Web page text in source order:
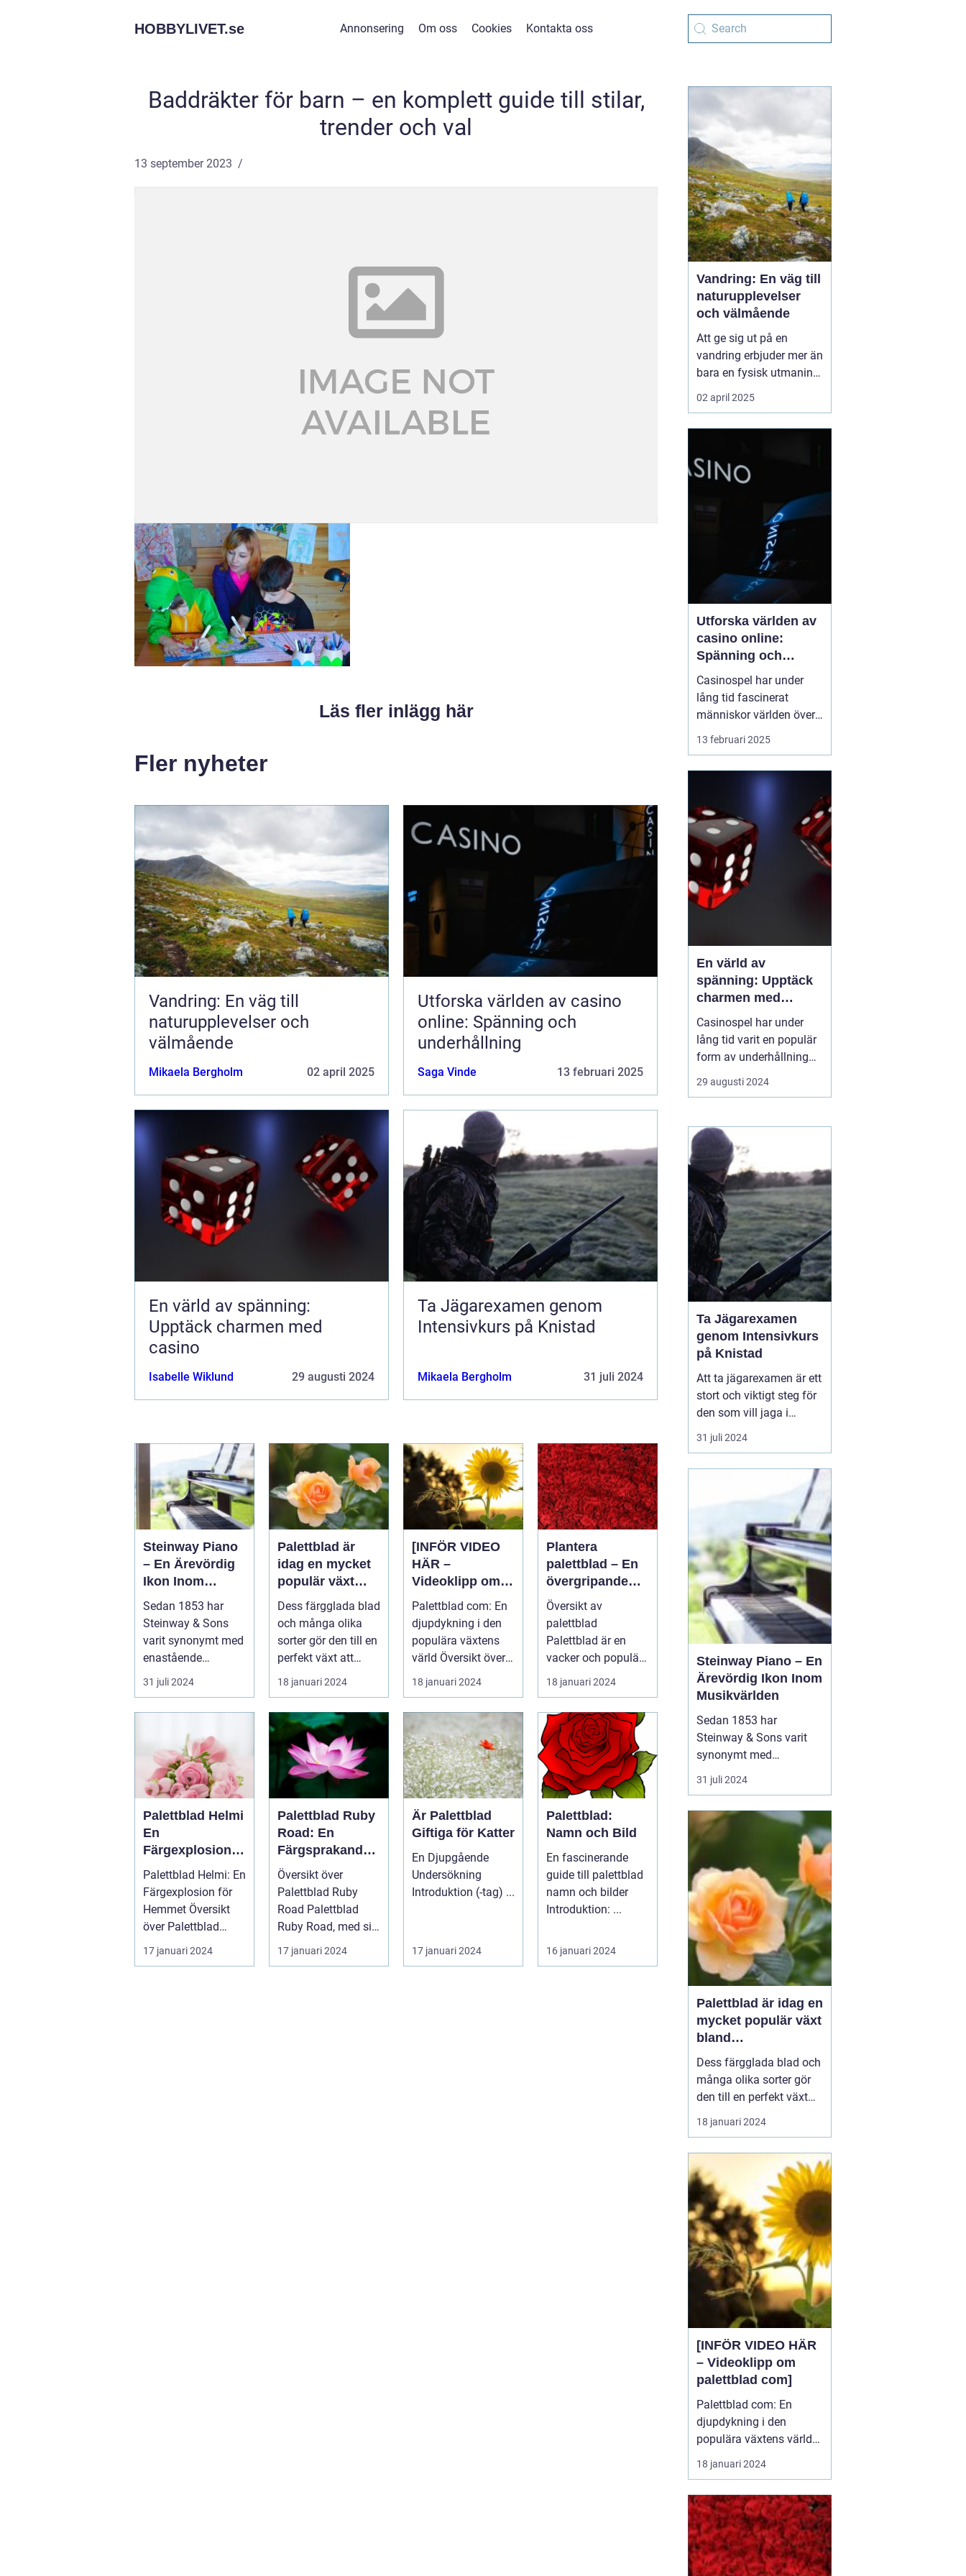
HOBBYLIVET.se Annonsering Om oss Cookies Kontakta oss
Baddräkter för barn – en komplett guide till stilar,
trender och val
13 september 2023
Läs fler inlägg här
Fler nyheter
Vandring: En väg till
naturupplevelser och
välmående
Mikaela Bergholm 02 april 2025
Utforska världen av casino
online: Spänning och
underhållning
Saga Vinde 13 februari 2025
En värld av spänning:
Upptäck charmen med
casino
Isabelle Wiklund 29 augusti 2024
Ta Jägarexamen genom
Intensivkurs på Knistad
Mikaela Bergholm 31 juli 2024
Steinway Piano
– En Ärevördig
Ikon Inom
Musikvärlden
Sedan 1853 har
Steinway & Sons
varit synonymt med
enastående
hantverk och
oövertr&aum...
31 juli 2024
Palettblad är
idag en mycket
populär växt
bland
trädgårdsentusi
aster och inom
inredning
Dess färgglada blad
och många olika
sorter gör den till en
perfekt växt att
addera liv och färg
till...
18 januari 2024
[INFÖR VIDEO
HÄR –
Videoklipp om
palettblad com]
Palettblad com: En
djupdykning i den
populära växtens
värld Översikt över
palettblad com
Palettbl...
18 januari 2024
Plantera
palettblad – En
övergripande
guide för att
lyckas med
denna populära
växt
Översikt av
palettblad
Palettblad är en
vacker och populär
växt som har blivit
alltmer populär
blan...
18 januari 2024
Palettblad Helmi
En
Färgexplosion
för Hemmet
Palettblad Helmi: En
Färgexplosion för
Hemmet Översikt
över Palettblad
17 januari 2024
Palettblad Ruby
Road: En
Färgsprakande
Favorit för Hem
Översikt över
Palettblad Ruby
Road Palettblad
Ruby Road, med sitt
slående utseende
och färgsprakan...
17 januari 2024
Är Palettblad
Giftiga för Katter
En Djupgående
Undersökning
Introduktion (-tag) ...
17 januari 2024
Palettblad:
Namn och Bild
En fascinerande
guide till palettblad
namn och bilder
Introduktion: ...
16 januari 2024
Vandring: En väg till
naturupplevelser
och välmående
Att ge sig ut på en
vandring erbjuder mer än
bara en fysisk utmaning;
det är en möjlighet att
återknyta kontakten med
Oavsett om det handlar
om en kort
skogspromenad eller...
02 april 2025
Utforska världen av
casino online:
Spänning och
underhållning
Casinospel har under
lång tid fascinerat
människor världen över
med sin unika
och tur. Från de
traditionella spelhålorna
i Las Vegas till dagens
moderna
onlineplattformar har ...
13 februari 2025
En värld av
spänning: Upptäck
charmen med
casino
Casinospel har under
lång tid varit en populär
form av underhållning
världen över. Från de
glittrande casinogolven i
spelhallarnas neonljus
online, erbjuder
casinovärlden en unik
mix av...
29 augusti 2024
Ta Jägarexamen
genom Intensivkurs
på Knistad
Att ta jägarexamen är ett
stort och viktigt steg för
den som vill jaga i
Sverige. Inte nog med att
examen ger de
en trygg och ansvarsfull
jakt, den öppnar också
upp dörren till en ny v&...
31 juli 2024
Steinway Piano – En
Ärevördig Ikon Inom
Musikvärlden
Sedan 1853 har
Steinway & Sons varit
synonymt med
enastående hantverk
och oöverträffad
pianovärlden. Steinway-
pianon är inte bara
musikinstrument utan
även konstverk skapade
genom kombinationen
av tra...
31 juli 2024
Palettblad är idag en
mycket populär växt
bland
trädgårdsentusiaste
r och inom
inredning
Dess färgglada blad och
många olika sorter gör
den till en perfekt växt
att addera liv och färg till
både trädgårdar och
artikel kommer vi att
utforska de olika
palettblad sorterna som
finns tillgängliga på
marknaden och ge di...
18 januari 2024
[INFÖR VIDEO HÄR
– Videoklipp om
palettblad com]
Palettblad com: En
djupdykning i den
populära växtens värld
Översikt över palettblad
com Palettblad com är
riktar sig till
växtentusiaster och
trädgårdsälskare över
hela världen. Det
18 januari 2024